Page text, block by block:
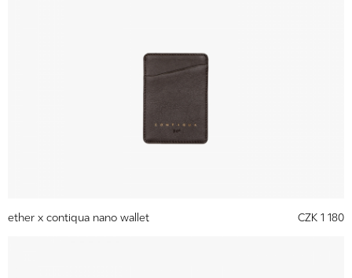
ether x contiqua nano wallet CZK 1 180